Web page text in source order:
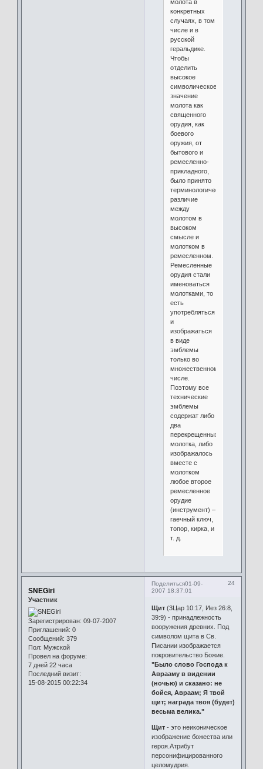
молота в
конкретных
случаях, в том
числе и в
русской
геральдике.
Чтобы
отделить
высокое
символическое
значение
молота как
священного
орудия, как
боевого
оружия, от
бытового и
ремесленно-
прикладного,
было принято
терминологическое
различие
между
молотом в
высоком
смысле и
молотком в
ремесленном.
Ремесленные
орудия стали
именоваться
молотками, то
есть
употребляться
и
изображаться
в виде
эмблемы
только во
множественном
числе.
Поэтому все
технические
эмблемы
содержат либо
два
перекрещенных
молотка, либо
изображалось
вместе с
молотком
любое второе
ремесленное
орудие
(инструмент) –
гаечный ключ,
топор, кирка, и
т. д.
Поделиться 24
01-09-
2007 18:37:01
SNEGiri
Участник
Зарегистрирован: 09-07-2007
Приглашений: 0
Сообщений: 379
Пол: Мужской
Провел на форуме:
7 дней 22 часа
Последний визит:
15-08-2015 00:22:34
Щит (3Цар 10:17, Иез 26:8,
39:9) - принадлежность
вооружения древних. Под
символом щита в Св.
Писании изображается
покровительство Божие.
"Было слово Господа к
Аврааму в видении
(ночью) и сказано: не
бойся, Авраам; Я твой
щит; награда твоя (будет)
весьма велика."
Щит- это неиконическое
изображение божества или
героя.Атрибут
персонифицированного
целомудрия.